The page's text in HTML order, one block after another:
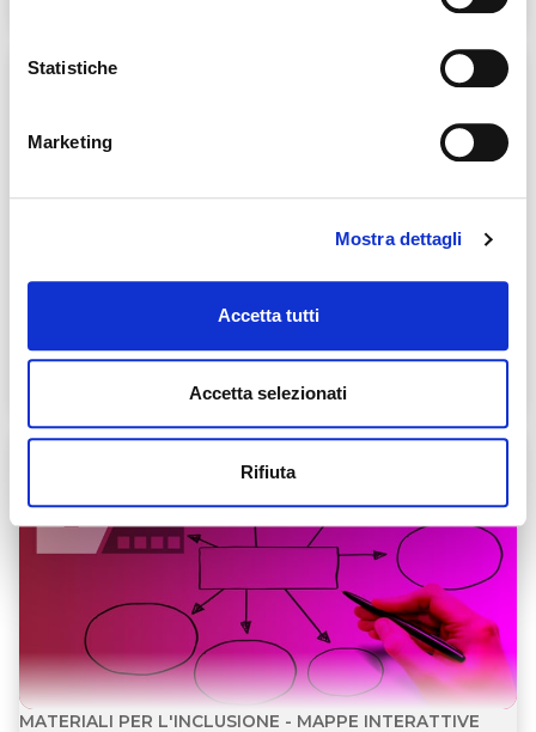
Statistiche
Marketing
Mostra dettagli
Accetta tutti
Accetta selezionati
Rifiuta
MATERIALI PER L'INCLUSIONE - MAPPE INTERATTIVE
LE PARTI INVARIABILI DEL DISCORSO
MATERIALI PER L'INCLUSIONE - MAPPE INTERATTIVE
SINTASSI